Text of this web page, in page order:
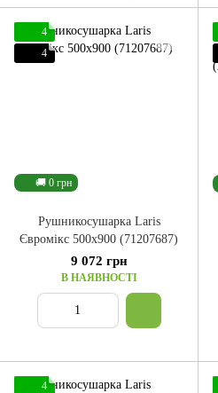
🚚 0 грн
4
4
Рушникосушарка Laris
Євромікс 500x900 (71207687)
9 072 грн
В НАЯВНОСТІ
4